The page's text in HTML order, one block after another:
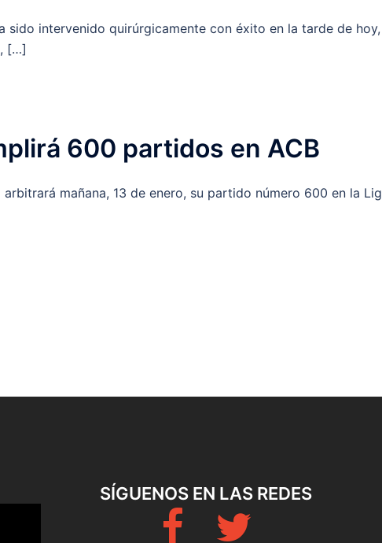
sido intervenido quirúrgicamente con éxito en la tarde de hoy,
[…]
600 partidos en ACB
mañana, 13 de enero, su partido número 600 en la
SÍGUENOS EN LAS REDES
Twitter